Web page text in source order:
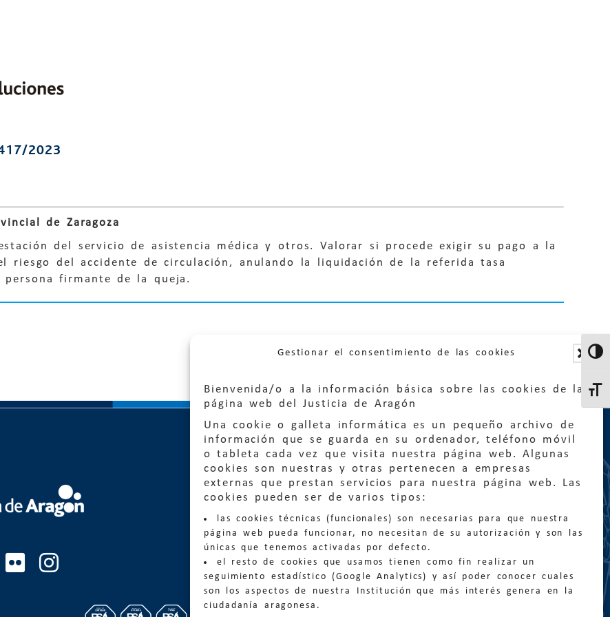
Gestionar el consentimiento de las cookies
Bienvenida/o a la información básica sobre las cookies de la
página web del Justicia de Aragón
Una cookie o galleta informática es un pequeño archivo de
información que se guarda en su ordenador, teléfono móvil
o tableta cada vez que visita nuestra página web. Algunas
cookies son nuestras y otras pertenecen a empresas
externas que prestan servicios para nuestra página web. Las
cookies pueden ser de varios tipos:
las cookies técnicas (funcionales) son necesarias para que nuestra
página web pueda funcionar, no necesitan de su autorización y son las
únicas que tenemos activadas por defecto.
el resto de cookies que usamos tienen como fin realizar un
seguimiento estadístico (Google Analytics) y así poder conocer cuales
son los aspectos de nuestra Institución que más interés genera en la
ciudadanía aragonesa.
2023
de Zaragoza
del servicio de asistencia médica y otros. Valorar si procede exigir su pago a la
riesgo del accidente de circulación, anulando la liquidación de la referida tasa
firmante de la queja.
Quejas:quejas@eljusticiadearagon.es
Información general:
informacion@eljusticiadearagon.es
Teléfonos: 900 210 210/ 976 399 354